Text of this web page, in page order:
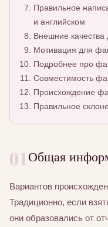
Правильное
и английском
Внешние
Мотивация для
Подробнее про
Совместимость
Происхождение
Правильное
01Общая
Вариантов
Традиционно, если
они образовались от